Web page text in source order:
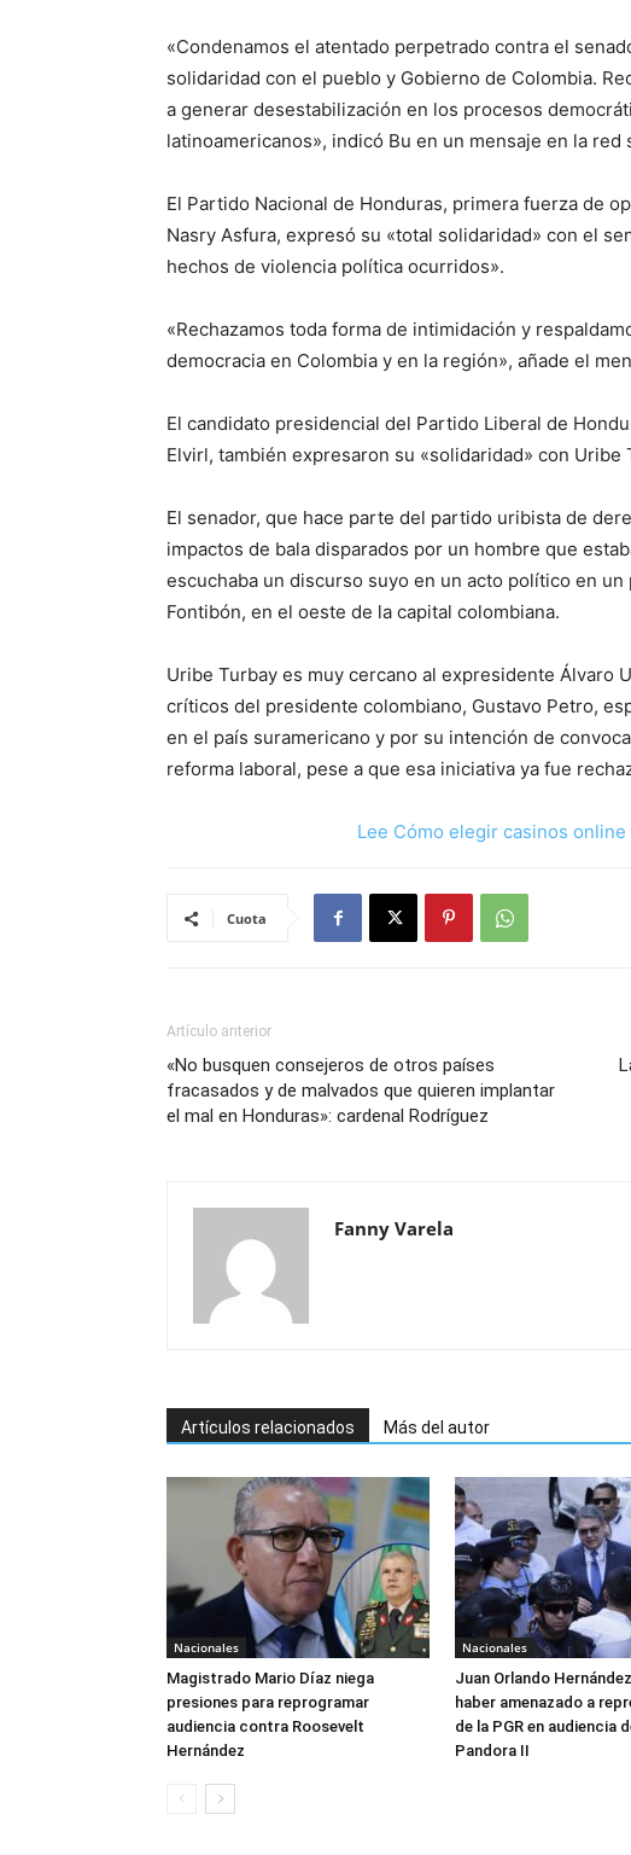
«Condenamos el atentado perpetrado contra el
solidaridad con el pueblo y Gobierno de Colombia.
a generar desestabilización en los procesos
latinoamericanos», indicó Bu en un mensaje en la red
El Partido Nacional de Honduras, primera fuerza de
Nasry Asfura, expresó su «total solidaridad» con el
hechos de violencia política ocurridos».
«Rechazamos toda forma de intimidación y
democracia en Colombia y en la región», añade el
El candidato presidencial del Partido Liberal de
Elvirl, también expresaron su «solidaridad» con Uribe
El senador, que hace parte del partido uribista de
impactos de bala disparados por un hombre que
escuchaba un discurso suyo en un acto político en
Fontibón, en el oeste de la capital colombiana.
Uribe Turbay es muy cercano al expresidente Álvaro
críticos del presidente colombiano, Gustavo Petro,
en el país suramericano y por su intención de
reforma laboral, pese a que esa iniciativa ya fue
Lee Cómo elegir casinos
Cuota
Artículo anterior
«No busquen consejeros de otros países
fracasados y de malvados que quieren implantar
el mal en Honduras»: cardenal Rodríguez
Fanny Varela
Artículos relacionados Más del autor
Nacionales
Magistrado Mario Díaz niega
presiones para reprogramar
audiencia contra Roosevelt
Hernández
Nacionales
Juan Orlando
haber amenazado a
de la PGR en audiencia
Pandora II